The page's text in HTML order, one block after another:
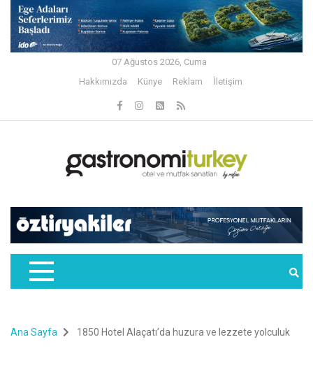
07 Ağustos 2026, Cuma
Hakkımızda
Künye Reklam İletişim
Ana Sayfa 1850 Hotel Alaçatı’da huzura ve lezzete yolculuk